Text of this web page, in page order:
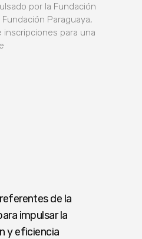
por la Fundación
Paraguaya,
inscripciones para una
de la
impulsar la
y eficiencia